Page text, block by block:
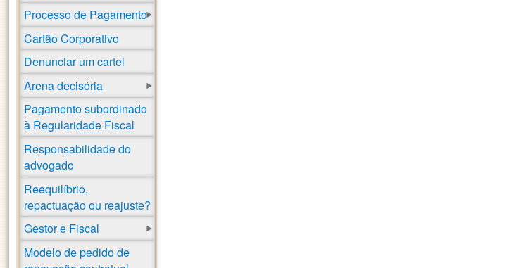
Processo de Pagamento
Cartão Corporativo
Denunciar um cartel
Arena decisória
Pagamento subordinado
à Regularidade Fiscal
Responsabilidade do
advogado
Reequilíbrio,
repactuação ou reajuste?
Gestor e Fiscal
Modelo de pedido de